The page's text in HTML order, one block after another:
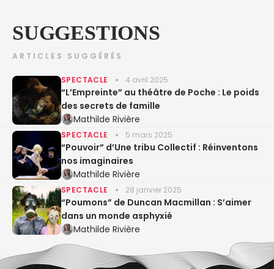
SUGGESTIONS
ARTICLES SUGGÉRÉS
SPECTACLE 4 avril 2025
“L’Empreinte” au théâtre de Poche : Le poids
des secrets de famille
Mathilde Rivière
SPECTACLE 5 mars 2025
“Pouvoir” d’Une tribu Collectif : Réinventons
nos imaginaires
Mathilde Rivière
SPECTACLE 28 janvier 2025
“Poumons” de Duncan Macmillan : S’aimer
dans un monde asphyxié
Mathilde Rivière